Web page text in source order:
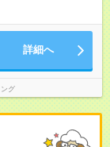
詳細へ
グ